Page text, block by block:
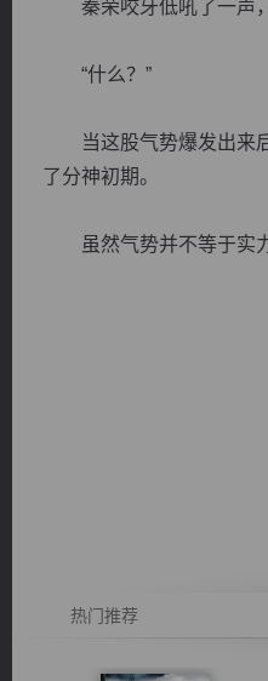
秦荣咬牙低吼了一声，
“什么？”
当这股气势爆发出来后
了分神初期。
虽然气势并不等于实
热门推荐